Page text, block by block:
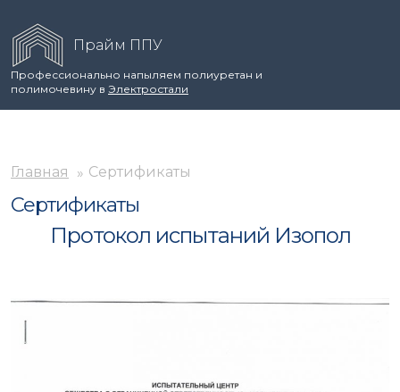
Прайм ППУ
Профессионально напыляем полиуретан и
полимочевину в Электростали
Главная Сертификаты
Сертификаты
Протокол испытаний Изопол